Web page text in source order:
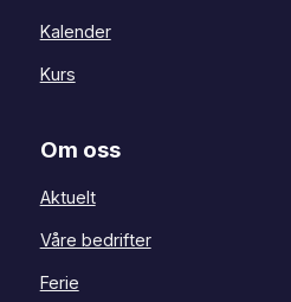
Kalender
Kurs
Om oss
Aktuelt
Våre bedrifter
Ferie